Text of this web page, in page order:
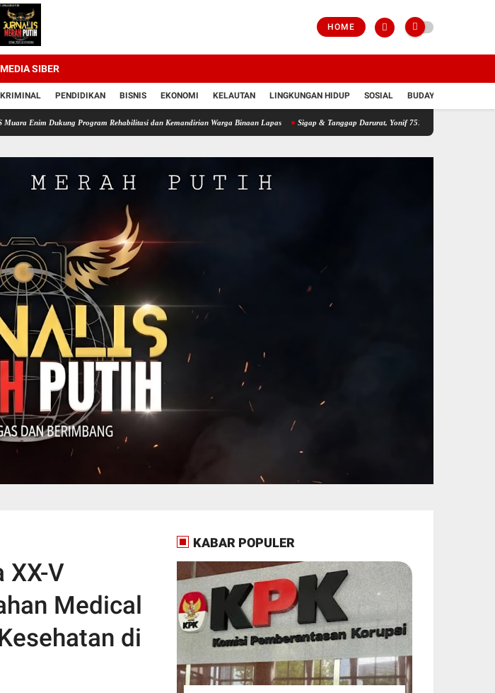
HOME
SIBER
PENDIDIKAN BISNIS EKONOMI KELAUTAN LINGKUNGAN HIDUP SOSIAL BUDAYA
Dukung Program Rehabilitasi dan Kemandirian Warga Binaan Lapas Sigap & Tanggap Darurat, Yonif 751/VJS Bantu Penanganan Warga
XX-V
Medical
di
KABAR POPULER